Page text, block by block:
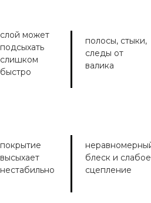
слой может
подсыхать
слишком
быстро
полосы, стыки,
следы от
валика
покрытие
высыхает
нестабильно
блеск и слабое
сцепление